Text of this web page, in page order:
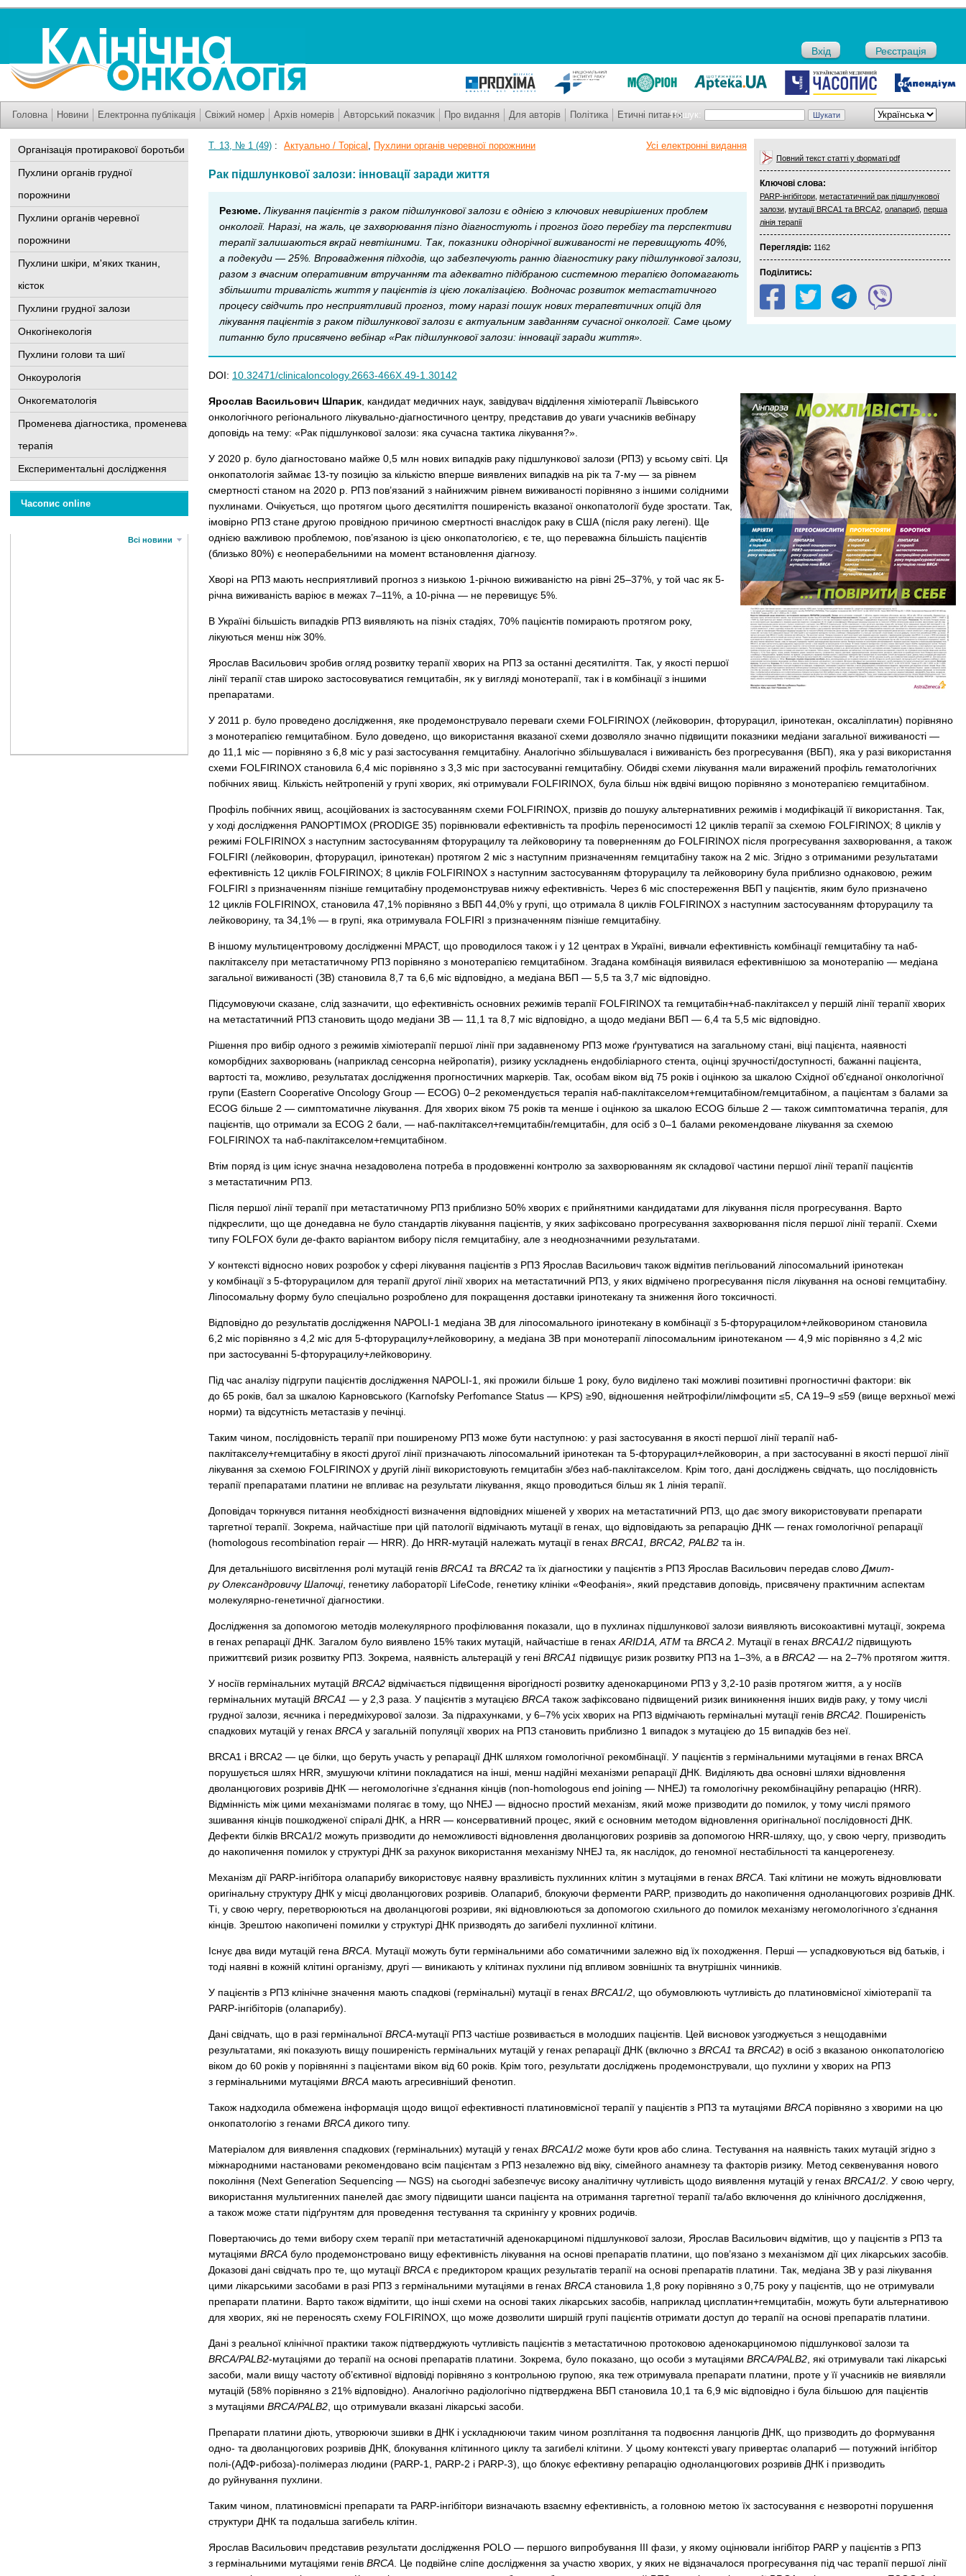
Вхід Реєстрація
Пошук:
Головна Новини Електронна публікація Свіжий номер Архів номерів Авторський показчик Про видання Для авторів Політика Етичні питання
Організація протиракової боротьби
Пухлини органів грудної
порожнини
Пухлини органів черевної
порожнини
Пухлини шкіри, м'яких тканин,
кісток
Пухлини грудної залози
Онкогінекологія
Пухлини голови та шиї
Онкоурологія
Онкогематологія
Променева діагностика, променева
терапія
Експериментальні дослідження
Часопис online
Всі новини
Повний текст статті у форматі pdf
Ключові слова:
PARP-інгібітори метастатичний рак підшлункової
залози мутації BRCA1 та BRCA2 олапариб перша
лінія терапії
Переглядів: 1162
Поділитись:
Усі електронні видання
Т. 13, № 1 (49) : Актуально / Topical , Пухлини органів черевної порожнини
Рак підшлункової залози: інновації заради життя
Резюме. Лікування пацієнтів з раком підшлункової залози є однією з ключових невирішених проблем
онкології. Наразі, на жаль, це захворювання пізно діагностують і прогноз його перебігу та перспективи
терапії залишаються вкрай невтішними. Так, показники однорічної виживаності не перевищують 40%,
а подекуди — 25%. Впровадження підходів, що забезпечують ранню діагностику раку підшлункової залози,
разом з вчасним оперативним втручанням та адекватно підібраною системною терапією допомагають
збільшити тривалість життя у пацієнтів із цією локалізацією. Водночас розвиток метастатичного
процесу свідчить про несприятливий прогноз, тому наразі пошук нових терапевтичних опцій для
лікування пацієнтів з раком підшлункової залози є актуальним завданням сучасної онкології. Саме цьому
питанню було присвячено вебінар «Рак підшлункової залози: інновації заради життя».
DOI: 10.32471/clinicaloncology.2663-466X.49-1.30142
Ярослав Васильович Шпарик , кандидат медичних наук, завідувач відділення хіміотерапії Львівського
онкологічного регіонального лікувально-діагностичного центру, представив до уваги учасників вебінару
доповідь на тему: «Рак підшлункової залози: яка сучасна тактика лікування?».
У 2020 р. було діагностовано майже 0,5 млн нових випадків раку підшлункової залози (РПЗ) у всьому світі. Ця
онкопатологія займає 13-ту позицію за кількістю вперше виявлених випадків на рік та 7-му — за рівнем
смертності станом на 2020 р. РПЗ пов’язаний з найнижчим рівнем виживаності порівняно з іншими солідними
пухлинами. Очікується, що протягом цього десятиліття поширеність вказаної онкопатології буде зростати. Так,
імовірно РПЗ стане другою провідною причиною смертності внаслідок раку в США (після раку легені). Ще
однією важливою проблемою, пов’язаною із цією онкопатологією, є те, що переважна більшість пацієнтів
(близько 80%) є неоперабельними на момент встановлення діагнозу.
Хворі на РПЗ мають несприятливий прогноз з низькою 1-річною виживаністю на рівні 25–37%, у той час як 5-
річна виживаність варіює в межах 7–11%, а 10-річна — не перевищує 5%.
В Україні більшість випадків РПЗ виявляють на пізніх стадіях, 70% пацієнтів помирають протягом року,
лікуються менш ніж 30%.
Ярослав Васильович зробив огляд розвитку терапії хворих на РПЗ за останні десятиліття. Так, у якості першої
лінії терапії став широко застосовуватися гемцитабін, як у вигляді монотерапії, так і в комбінації з іншими
препаратами.
У 2011 р. було проведено дослідження, яке продемонструвало переваги схеми FOLFIRINOX (лейковорин, фторурацил, іринотекан, оксаліплатин) порівняно
з монотерапією гемцитабіном. Було доведено, що використання вказаної схеми дозволяло значно підвищити показники медіани загальної виживаності —
до 11,1 міс — порівняно з 6,8 міс у разі застосування гемцитабіну. Аналогічно збільшувалася і виживаність без прогресування (ВБП), яка у разі використання
схеми FOLFIRINOX становила 6,4 міс порівняно з 3,3 міс при застосуванні гемцитабіну. Обидві схеми лікування мали виражений профіль гематологічних
побічних явищ. Кількість нейтропеній у групі хворих, які отримували FOLFIRINOX, була більш ніж вдвічі вищою порівняно з монотерапією гемцитабіном.
Профіль побічних явищ, асоційованих із застосуванням схеми FOLFIRINOX, призвів до пошуку альтернативних режимів і модифікацій її використання. Так,
у ході дослідження PANOPTIMOX (PRODIGE 35) порівнювали ефективність та профіль переносимості 12 циклів терапії за схемою FOLFIRINOX; 8 циклів у
режимі FOLFIRINOX з наступним застосуванням фторурацилу та лейковорину та поверненням до FOLFIRINOX після прогресування захворювання, а також
FOLFIRI (лейковорин, фторурацил, іринотекан) протягом 2 міс з наступним призначенням гемцитабіну також на 2 міс. Згідно з отриманими результатами
ефективність 12 циклів FOLFIRINOX; 8 циклів FOLFIRINOX з наступним застосуванням фторурацилу та лейковорину була приблизно однаковою, режим
FOLFIRI з призначенням пізніше гемцитабіну продемонстрував нижчу ефективність. Через 6 міс спостереження ВБП у пацієнтів, яким було призначено
12 циклів FOLFIRINOX, становила 47,1% порівняно з ВБП 44,0% у групі, що отримала 8 циклів FOLFIRINOX з наступним застосуванням фторурацилу та
лейковорину, та 34,1% — в групі, яка отримувала FOLFIRI з призначенням пізніше гемцитабіну.
В іншому мультицентровому дослідженні MPACT, що проводилося також і у 12 центрах в Україні, вивчали ефективність комбінації гемцитабіну та наб-
паклітакселу при метастатичному РПЗ порівняно з монотерапією гемцитабіном. Згадана комбінація виявилася ефективнішою за монотерапію — медіана
загальної виживаності (ЗВ) становила 8,7 та 6,6 міс відповідно, а медіана ВБП — 5,5 та 3,7 міс відповідно.
Підсумовуючи сказане, слід зазначити, що ефективність основних режимів терапії FOLFIRINOX та гемцитабін+наб-паклітаксел у першій лінії терапії хворих
на метастатичний РПЗ становить щодо медіани ЗВ — 11,1 та 8,7 міс відповідно, а щодо медіани ВБП — 6,4 та 5,5 міс відповідно.
Рішення про вибір одного з режимів хіміотерапії першої лінії при задавненому РПЗ може ґрунтуватися на загальному стані, віці пацієнта, наявності
коморбідних захворювань (наприклад сенсорна нейропатія), ризику ускладнень ендобіліарного стента, оцінці зручності/доступності, бажанні пацієнта,
вартості та, можливо, результатах дослідження прогностичних маркерів. Так, особам віком від 75 років і оцінкою за шкалою Східної об’єднаної онкологічної
групи (Eastern Cooperative Oncology Group — ECOG) 0–2 рекомендується терапія наб-паклітакселом+гемцитабіном/гемцитабіном, а пацієнтам з балами за
ECOG більше 2 — симптоматичне лікування. Для хворих віком 75 років та менше і оцінкою за шкалою ECOG більше 2 — також симптоматична терапія, для
пацієнтів, що отримали за ECOG 2 бали, — наб-паклітаксел+гемцитабін/гемцитабін, для осіб з 0–1 балами рекомендоване лікування за схемою
FOLFIRINOX та наб-паклітакселом+гемцитабіном.
Втім поряд із цим існує значна незадоволена потреба в продовженні контролю за захворюванням як складової частини першої лінії терапії пацієнтів
з метастатичним РПЗ.
Після першої лінії терапії при метастатичному РПЗ приблизно 50% хворих є прийнятними кандидатами для лікування після прогресування. Варто
підкреслити, що ще донедавна не було стандартів лікування пацієнтів, у яких зафіксовано прогресування захворювання після першої лінії терапії. Схеми
типу FOLFOX були де-факто варіантом вибору після гемцитабіну, але з не­однозначними результатами.
У контексті відносно нових розробок у сфері лікування пацієнтів з РПЗ Ярослав Васильович також відмітив пегільований ліпосомальний іринотекан
у комбінації з 5-фторурацилом для терапії другої лінії хворих на метастатичний РПЗ, у яких відмічено прогресування після лікування на основі гемцитабіну.
Ліпосомальну форму було спеціально розроблено для покращення доставки іринотекану та зниження його токсичності.
Відповідно до результатів дослідження NAPOLI-1 медіана ЗВ для ліпосомального іринотекану в комбінації з 5-фторурацилом+лейковорином становила
6,2 міс порівняно з 4,2 міс для 5-фторурацилу+лейковорину, а медіана ЗВ при монотерапії ліпосомальним іринотеканом — 4,9 міс порівняно з 4,2 міс
при застосуванні 5-фторурацилу+лейковорину.
Під час аналізу підгрупи пацієнтів дослідження NAPOLI-1, які прожили більше 1 року, було виділено такі можливі позитивні прогностичні фактори: вік
до 65 років, бал за шкалою Карновського (Karnofsky Perfomance Status — KPS) ≥90, відношення нейтрофіли/лімфоцити ≤5, CA 19–9 ≤59 (вище верхньої межі
норми) та відсутність метастазів у печінці.
Таким чином, послідовність терапії при поширеному РПЗ може бути наступною: у разі застосування в якості першої лінії терапії наб-
паклітакселу+гемцитабіну в якості другої лінії призначають ліпосомальний іринотекан та 5-фторурацил+лейковорин, а при застосуванні в якості першої лінії
лікування за схемою FOLFIRINOX у другій лінії використовують гемцитабін з/без наб-паклітакселом. Крім того, дані досліджень свідчать, що послідовність
терапії препаратами платини не впливає на результати лікування, якщо проводиться більш як 1 лінія терапії.
Доповідач торкнувся питання необхідності визначення відповідних мішеней у хворих на метастатичний РПЗ, що дає змогу використовувати препарати
таргетної терапії. Зокрема, найчастіше при цій патології відмічають мутації в генах, що відповідають за репарацію ДНК — генах гомологічної репарації
(homologous recombination repair — HRR). До HRR-мутацій належать мутації в генах BRCA1, BRCA2, PALB2 та ін.
Для детальнішого висвітлення ролі мутацій генів BRCA1 та BRCA2 та їх діагностики у пацієнтів з РПЗ Ярослав Васильович передав слово Дмит­
ру Олександровичу Шапочці, генетику лабораторії LifeCode, генетику клініки «Феофанія», який представив доповідь, присвячену практичним аспектам
молекулярно-генетичної діагностики.
Дослідження за допомогою методів молекулярного профілювання показали, що в пухлинах підшлункової залози виявляють високоактивні мутації, зокрема
в генах репарації ДНК. Загалом було виявлено 15% таких мутацій, найчастіше в генах ARID1A, ATM та BRCA 2 . Мутації в генах BRCA1/2 підвищують
прижиттєвий ризик розвитку РПЗ. Зокрема, наявність альтерацій у гені BRCA1 підвищує ризик розвитку РПЗ на 1–3%, а в BRCA2 — на 2–7% протягом життя.
У носіїв гермінальних мутацій BRCA2 відмічається підвищення вірогідності розвитку аденокарциноми РПЗ у 3,2-10 разів протягом життя, а у носіїв
гермінальних мутацій BRCA1 — у 2,3 раза. У пацієнтів з мутацією BRCA також зафіксовано підвищений ризик виникнення інших видів раку, у тому числі
грудної залози, яєчника і передміхурової залози. За підрахунками, у 6–7% усіх хворих на РПЗ відмічають гермінальні мутації генів BRCA2 . Поширеність
спадкових мутацій у генах BRCA у загальній популяції хворих на РПЗ становить приблизно 1 випадок з мутацією до 15 випадків без неї.
BRCA1 i BRCA2 — це білки, що беруть участь у репарації ДНК шляхом гомологічної рекомбінації. У пацієнтів з гермінальними мутаціями в генах BRCA
порушується шлях HRR, змушуючи клітини покладатися на інші, менш надійні механізми репарації ДНК. Виділяють два основні шляхи відновлення
дволанцюгових розривів ДНК — негомологічне з’єднання кінців (non-homologous end joining — NHEJ) та гомологічну рекомбінаційну репарацію (HRR).
Відмінність між цими механізмами полягає в тому, що NHEJ — відносно простий механізм, який може призводити до помилок, у тому числі прямого
зшивання кінців пошкодженої спіралі ДНК, а HRR — консервативний процес, який є основним методом відновлення оригінальної послідовності ДНК.
Дефекти білків BRCA1/2 можуть призводити до неможливості відновлення дволанцюгових розривів за допомогою HRR-шляху, що, у свою чергу, призводить
до накопичення помилок у структурі ДНК за рахунок використання механізму NHEJ та, як наслідок, до геномної нестабільності та канцерогенезу.
Механізм дії PARP-інгібітора олапарибу використовує наявну вразливість пухлинних клітин з мутаціями в генах BRCA . Такі клітини не можуть відновлювати
оригінальну структуру ДНК у місці дволанцюгових розривів. Олапариб, блокуючи ферменти PARP, призводить до накопичення одноланцюгових розривів ДНК.
Ті, у свою чергу, перетворюються на дволанцюгові розриви, які відновлюються за допомогою схильного до помилок механізму негомологічного з’єднання
кінців. Зрештою накопичені помилки у структурі ДНК призводять до загибелі пухлинної клітини.
Існує два види мутацій гена BRCA . Мутації можуть бути гермінальними або соматичними залежно від їх походження. Перші — успадковуються від батьків, і
тоді наявні в кожній клітині організму, другі — виникають у клітинах пухлини під впливом зовнішніх та внутрішніх чинників.
У пацієнтів з РПЗ клінічне значення мають спадкові (гермінальні) мутації в генах BRCA1/2 , що обумовлюють чутливість до платиновмісної хіміотерапії та
PARP-інгібіторів (олапарибу).
Дані свідчать, що в разі гермінальної BRCA-мутації РПЗ частіше розвивається в молодших пацієнтів. Цей висновок узгоджується з нещодавніми
результатами, які показують вищу поширеність гермінальних мутацій у генах репарації ДНК (включно з BRCA1 та BRCA2) в осіб з вказаною онкопатологією
віком до 60 років у порівнянні з пацієнтами віком від 60 років. Крім того, результати досліджень продемонстрували, що пухлини у хворих на РПЗ
з гермінальними мутаціями BRCA мають агресивніший фенотип.
Також надходила обмежена інформація щодо вищої ефективності платиновмісної терапії у пацієнтів з РПЗ та мутаціями BRCA порівняно з хворими на цю
онкопатологію з генами BRCA дикого типу.
Матеріалом для виявлення спадкових (гермінальних) мутацій у генах BRCA1/2 може бути кров або слина. Тестування на наявність таких мутацій згідно з
міжнародними настановами рекомендовано всім пацієнтам з РПЗ незалежно від віку, сімейного анамнезу та факторів ризику. Метод секвенування нового
покоління (Next Generation Sequencing — NGS) на сьогодні забезпечує високу аналітичну чутливість щодо виявлення мутацій у генах BRCA1/2 . У свою чергу,
використання мультигенних панелей дає змогу підвищити шанси пацієнта на отримання таргетної терапії та/або включення до клінічного дослідження,
а також може стати підґрунтям для проведення тестування та скринінгу у кровних родичів.
Повертаючись до теми вибору схем терапії при метастатичній аденокарциномі підшлункової залози, Ярослав Васильович відмітив, що у пацієнтів з РПЗ та
мутаціями BRCA було продемонстровано вищу ефективність лікування на основі препаратів платини, що пов’язано з механізмом дії цих лікарських засобів.
Доказові дані свідчать про те, що мутації BRCA є предиктором кращих результатів терапії на основі препаратів платини. Так, медіана ЗВ у разі лікування
цими лікарськими засобами в разі РПЗ з гермінальними мутаціями в генах BRCA становила 1,8 року порівняно з 0,75 року у пацієнтів, що не отримували
препарати платини. Варто також відмітити, що інші схеми на основі таких лікарських засобів, наприклад цисплатин+гемцитабін, можуть бути альтернативою
для хворих, які не переносять схему FOLFIRINOX, що може дозволити ширшій групі пацієнтів отримати доступ до терапії на основі препаратів платини.
Дані з реальної клінічної практики також підтверджують чутливість пацієнтів з метастатичною протоковою аденокарциномою підшлункової залози та
BRCA/PALB2-мутаціями до терапії на основі препаратів платини. Зокрема, було показано, що особи з мутаціями BRCA/PALB2 , які отримували такі лікарські
засоби, мали вищу частоту об’єктивної відповіді порівняно з контрольною групою, яка теж отримувала препарати платини, проте у її учасників не виявляли
мутацій (58% порівняно з 21% відповідно). Аналогічно радіологічно підтверджена ВБП становила 10,1 та 6,9 міс відповідно і була більшою для пацієнтів
з мутаціями BRCA/PALB2 , що отримували вказані лікарські засоби.
Препарати платини діють, утворюючи зшивки в ДНК і ускладнюючи таким чином розплітання та подвоєння ланцюгів ДНК, що призводить до формування
одно- та дволанцюгових розривів ДНК, блокування клітинного циклу та загибелі клітини. У цьому контексті увагу привертає олапариб — потужний інгібітор
полі-(АДФ-рибоза)-полімераз людини (PARP-1, PARP-2 і PARP-3), що блокує ефективну репарацію одноланцюгових розривів ДНК і призводить
до руйнування пухлини.
Таким чином, платиновмісні препарати та PARP-інгібітори визначають взаємну ефективність, а головною метою їх застосування є незворотні порушення
структури ДНК та подальша загибель клітин.
Ярослав Васильович представив результати дослідження POLO — першого випробування III фази, у якому оцінювали інгібітор PARP у пацієнтів з РПЗ
з гермінальними мутаціями генів BRCA . Це подвійне сліпе дослідження за участю хворих, у яких не відзначалося прогресування під час терапії першої лінії